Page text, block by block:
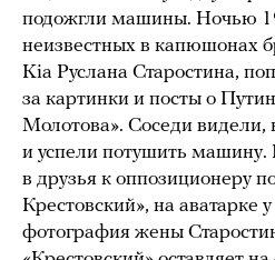
подожгли машины. Ночью
неизвестных в капюшонах
Kia Руслана Старостина,
за картинки и посты о
Молотова». Соседи видели,
и успели потушить
в друзья к оппозиционеру
Крестовский», на аватарке
фотография жены